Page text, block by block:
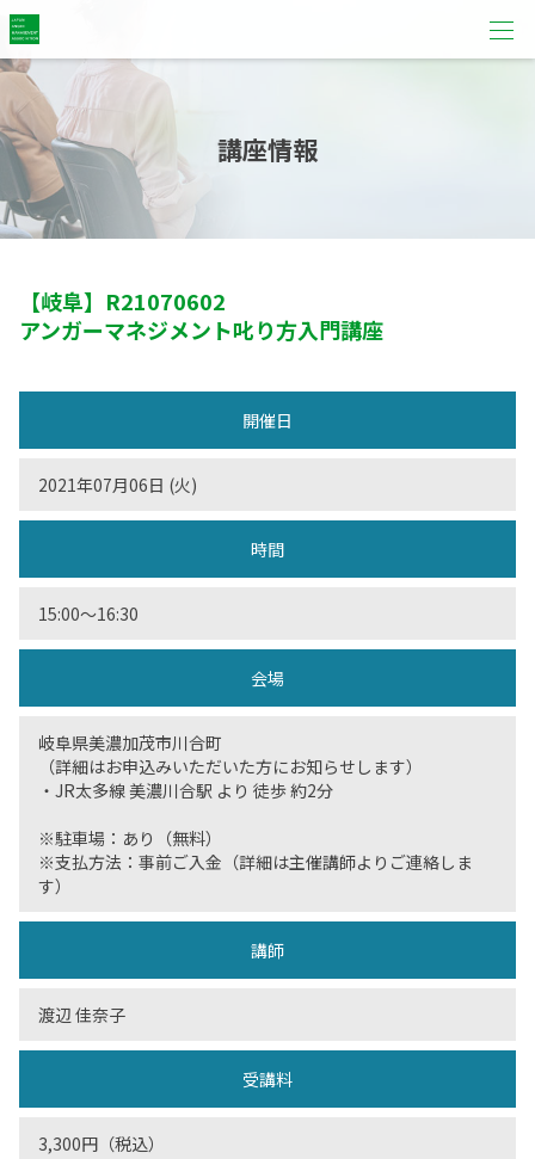
講座情報
【岐阜】 R21070602
アンガーマネジメント叱り方入門講座
開催日
2021年07月06日 (火)
時間
15:00〜16:30
会場
岐阜県美濃加茂市川合町
（詳細はお申込みいただいた方にお知らせします）
・JR太多線 美濃川合駅 より 徒歩 約2分
※駐車場：あり（無料）
※支払方法：事前ご入金（詳細は主催講師よりご連絡しま
す）
講師
渡辺 佳奈子
受講料
3,300円（税込）